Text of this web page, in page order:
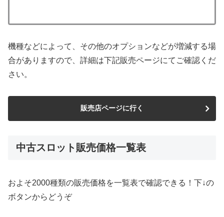
機種などによって、その他のオプションなどが増減する場
合がありますので、詳細は下記販売ページにてご確認くだ
さい。
販売店ページに行く
中古スロット販売価格一覧表
およそ2000種類の販売価格を一覧表で確認できる！下↓の
ボタンからどうぞ